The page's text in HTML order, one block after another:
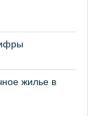
жилье в